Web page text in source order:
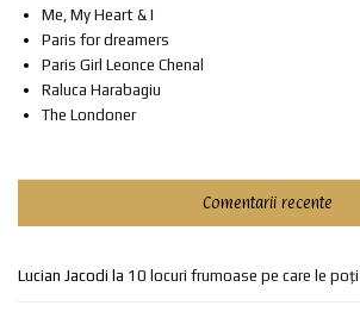
Me, My Heart & I
Paris for dreamers
Paris Girl Leonce Chenal
Raluca Harabagiu
The Londoner
Comentarii recente
Lucian Jacodi la 10 locuri frumoase pe care le